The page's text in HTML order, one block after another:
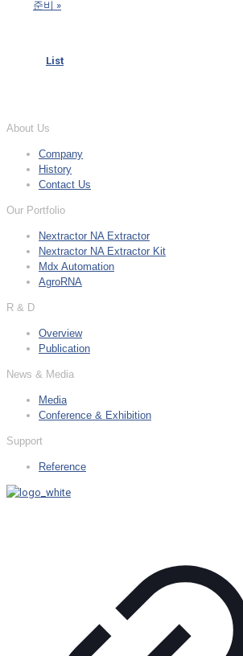
준비 »
List
About Us
Company
History
Contact Us
Our Portfolio
Nextractor NA Extractor
Nextractor NA Extractor Kit
Mdx Automation
AgroRNA
R & D
Overview
Publication
News & Media
Media
Conference & Exhibition
Support
Reference